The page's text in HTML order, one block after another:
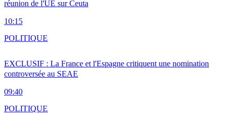
réunion de l'UE sur Ceuta
10:15
EXCLUSIF : La France et l'Espagne critiquent une nomination
controversée au SEAE
09:40
POLITIQUE
POLITIQUE